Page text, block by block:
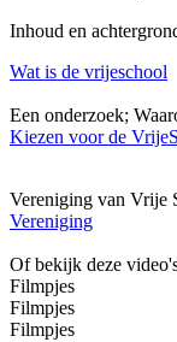
Inhoud en
Wat is de vrijeschool
Een onderzoek;
Kiezen voor de
Vereniging van Vrije
Vereniging
Of bekijk deze
Filmpjes
Filmpjes
Filmpjes